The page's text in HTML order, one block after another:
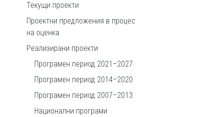
Текущи проекти
Проектни предложения в процес
на оценка
Реализирани проекти
Програмен период 2021–2027
Програмен период 2014–2020
Програмен период 2007–2013
Национални програми